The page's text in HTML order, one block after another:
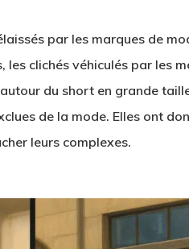
par les marques de
clichés véhiculés par les
du short en grande
de la mode. Elles ont
leurs complexes.